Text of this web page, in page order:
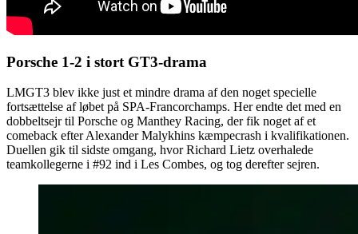
Porsche 1-2 i stort GT3-drama
LMGT3 blev ikke just et mindre drama af den noget specielle
fortsættelse af løbet på SPA-Francorchamps. Her endte det med en
dobbeltsejr til Porsche og Manthey Racing, der fik noget af et
comeback efter Alexander Malykhins kæmpecrash i kvalifikationen.
Duellen gik til sidste omgang, hvor Richard Lietz overhalede
teamkollegerne i #92 ind i Les Combes, og tog derefter sejren.